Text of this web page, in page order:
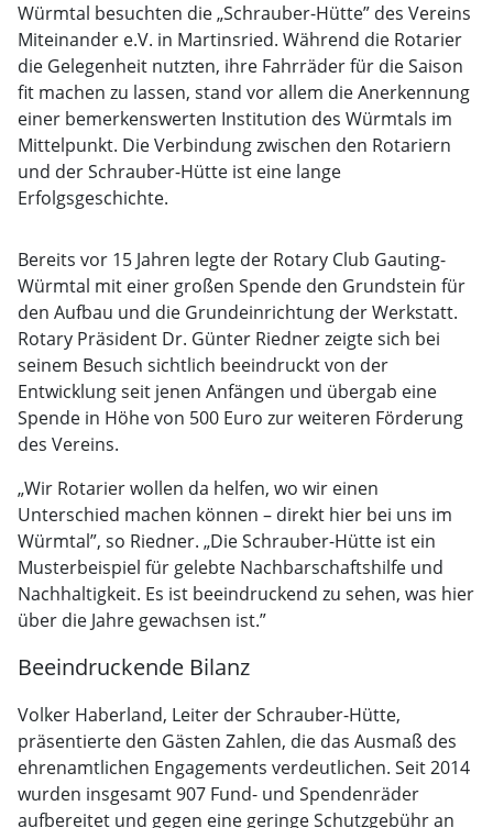
Würmtal besuchten die „Schrauber-Hütte” des Vereins
Miteinander e.V. in Martinsried. Während die Rotarier
die Gelegenheit nutzten, ihre Fahrräder für die Saison
fit machen zu lassen, stand vor allem die Anerkennung
einer bemerkenswerten Institution des Würmtals im
Mittelpunkt. Die Verbindung zwischen den Rotariern
und der Schrauber-Hütte ist eine lange
Erfolgsgeschichte.
Bereits vor 15 Jahren legte der Rotary Club Gauting-
Würmtal mit einer großen Spende den Grundstein für
den Aufbau und die Grundeinrichtung der Werkstatt.
Rotary Präsident Dr. Günter Riedner zeigte sich bei
seinem Besuch sichtlich beeindruckt von der
Entwicklung seit jenen Anfängen und übergab eine
Spende in Höhe von 500 Euro zur weiteren Förderung
des Vereins.
„Wir Rotarier wollen da helfen, wo wir einen
Unterschied machen können – direkt hier bei uns im
Würmtal”, so Riedner. „Die Schrauber-Hütte ist ein
Musterbeispiel für gelebte Nachbarschaftshilfe und
Nachhaltigkeit. Es ist beeindruckend zu sehen, was hier
über die Jahre gewachsen ist.”
Beeindruckende Bilanz
Volker Haberland, Leiter der Schrauber-Hütte,
präsentierte den Gästen Zahlen, die das Ausmaß des
ehrenamtlichen Engagements verdeutlichen. Seit 2014
wurden insgesamt 907 Fund- und Spendenräder
aufbereitet und gegen eine geringe Schutzgebühr an